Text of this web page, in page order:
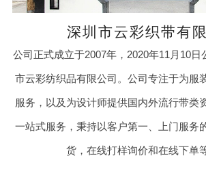
深圳市云彩织带有
公司正式成立于2007年，2020年11月10日
市云彩纺织品有限公司。公司专注于为服
服务，以及为设计师提供国内外流行带类
一站式服务，秉持以客户第一、上门服务
货，在线打样询价和在线下单